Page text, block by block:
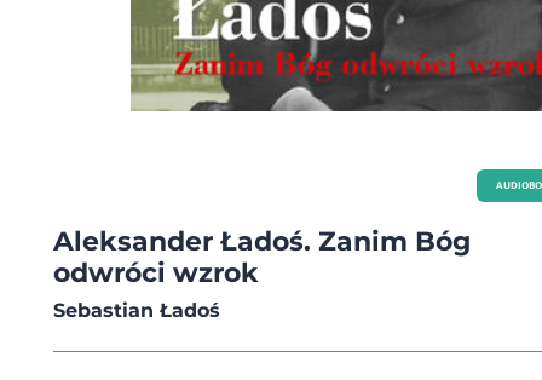
Aleksander Ładoś. Zanim Bóg
odwróci wzrok
Sebastian Ładoś